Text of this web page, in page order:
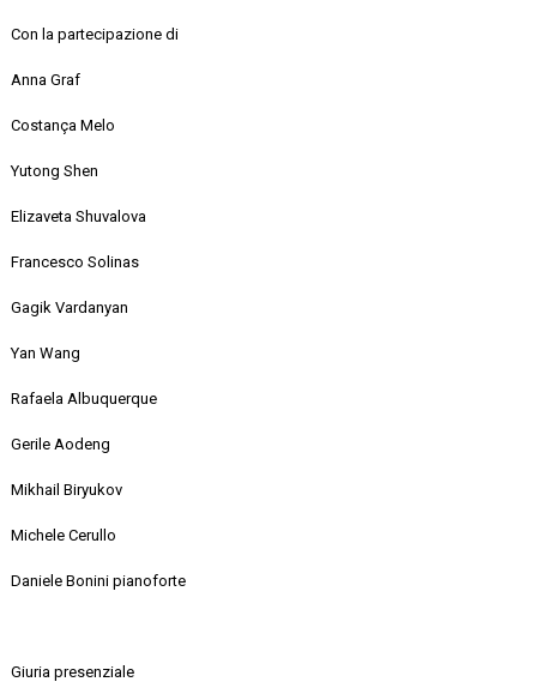
Con la partecipazione di
Anna Graf
Costança Melo
Yutong Shen
Elizaveta Shuvalova
Francesco Solinas
Gagik Vardanyan
Yan Wang
Rafaela Albuquerque
Gerile Aodeng
Mikhail Biryukov
Michele Cerullo
Daniele Bonini pianoforte
Giuria presenziale